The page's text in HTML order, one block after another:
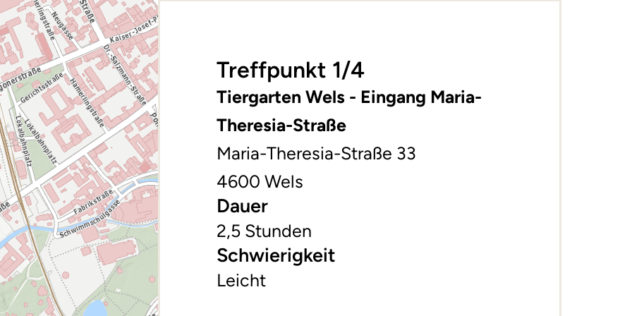
Treffpunkt 1/4
Tiergarten Wels - Eingang Maria-
Theresia-Straße
Maria-Theresia-Straße 33
4600 Wels
Dauer
2,5 Stunden
Schwierigkeit
Leicht